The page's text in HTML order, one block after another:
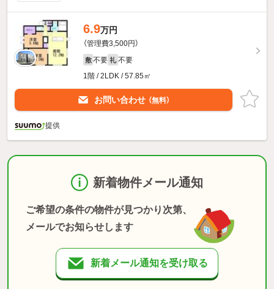
6.9万円
（管理費3,500円）
敷 不要 礼 不要
1階 / 2LDK / 57.85㎡
お問い合わせ （無料）
提供
新着物件メール通知
ご希望の条件の物件が見つかり次第、
メールでお知らせします
新着メール通知を受け取る